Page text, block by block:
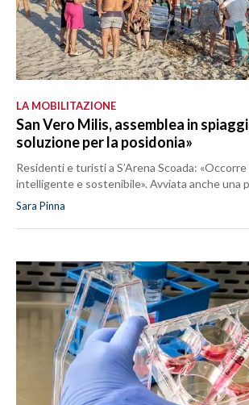
LA MOBILITAZIONE
San Vero Milis, assemblea in
soluzione per la posidonia»
Residenti e turisti a S’Arena Scoada:
intelligente e sostenibile». Avviata anche una
Sara Pinna